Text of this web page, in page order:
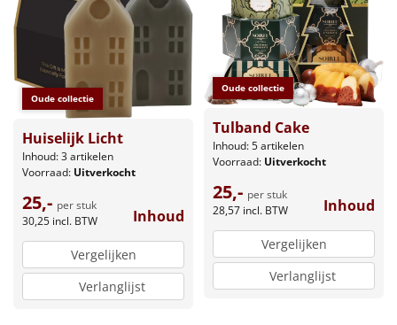
Oude collectie
Huiselijk Licht
Inhoud: 3 artikelen
Voorraad: Uitverkocht
25,- per stuk
30,25 incl. BTW Inhoud
Vergelijken
Verlanglijst
Oude collectie
Tulband Cake
Inhoud: 5 artikelen
Voorraad: Uitverkocht
25,- per stuk
28,57 incl. BTW Inhoud
Vergelijken
Verlanglijst